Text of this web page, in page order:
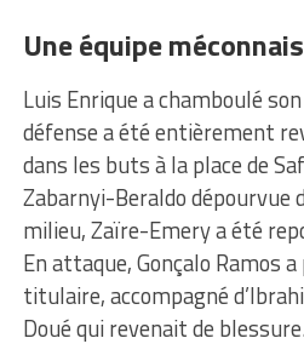
Une équipe
Luis Enrique a chamboulé
défense a été entièrement
dans les buts à la place de
Zabarnyi-Beraldo dépourvue
milieu, Zaïre-Emery a été
En attaque, Gonçalo Ramos
titulaire, accompagné
Doué qui revenait de